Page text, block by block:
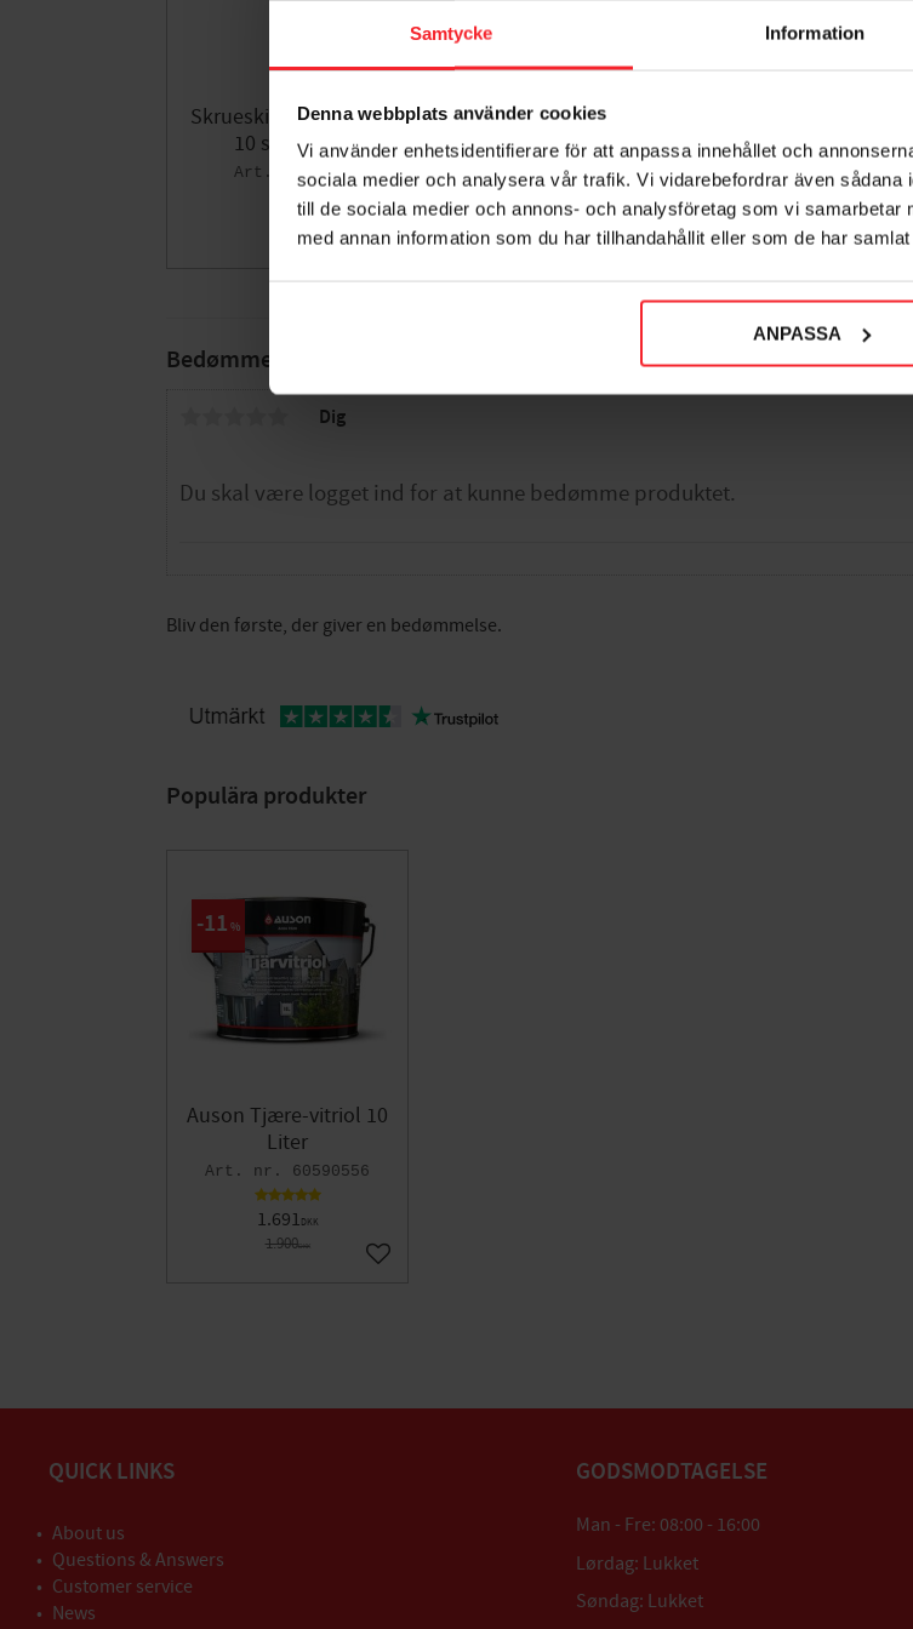
Samtycke Information
Denna webbplats använder cookies
Vi använder enhetsidentifierare för att anpassa innehållet och
sociala medier och analysera vår trafik. Vi vidarebefordrar även sådana
till de sociala medier och annons- och analysföretag som vi
med annan information som du har tillhandahållit eller som de har
ANPASSA
Bedømmelser
Dig
Bliv den første, der giver en bedømmelse.
Skrueskive Til Dørstop 26-29
10 stk, Habo 86314
001678779
28DKK
Gem som favorit
Populära produkter
Auson Tjære-vitriol 10
Liter
60590556
1.691DKK
1.900DKK
11 %
Gem som favorit
QUICK LINKS
About us
Questions & Answers
Customer service
News
GODSMODTAGELSE
Man - Fre: 08:00 - 16:00
Lørdag: Lukket
Søndag: Lukket